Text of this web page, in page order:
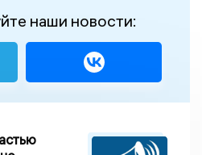
наши новости: